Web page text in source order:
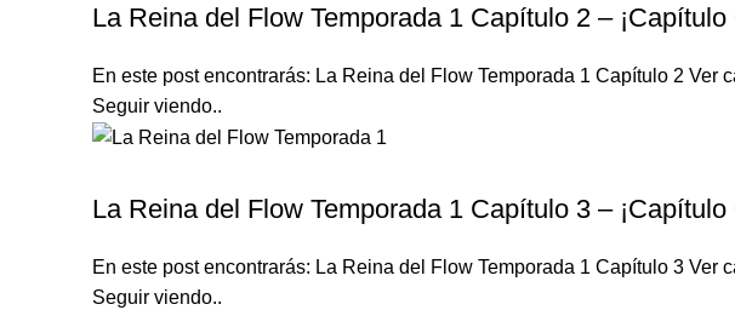
La Reina del Flow Temporada 1 Capítulo 2 – ¡Capítulo
En este post encontrarás: La Reina del Flow Temporada 1 Capítulo 2
Seguir viendo..
La Reina del Flow Temporada 1 Capítulo 3 – ¡Capítulo
En este post encontrarás: La Reina del Flow Temporada 1 Capítulo 3
Seguir viendo..